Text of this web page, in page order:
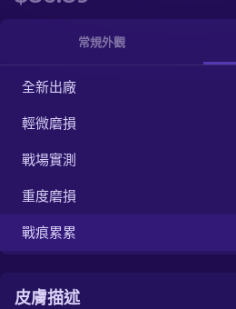
常規外觀
全新出廠
輕微磨損
戰場實測
重度磨損
戰痕累累
皮膚描述